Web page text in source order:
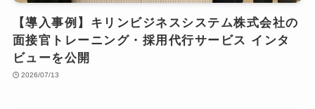
【導入事例】キリンビジネスシステム株式会社の
面接官トレーニング・採用代行サービス インタ
ビューを公開
2026/07/13